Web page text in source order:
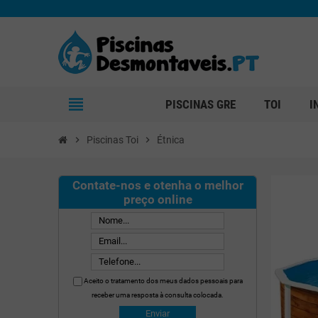
view_headline PISCINAS GRE TOI
chevron_right Piscinas Toi chevron_right Étnica
Contate-nos e otenha o melhor
preço online
Aceito o tratamento dos meus dados pessoais para
receber uma resposta à consulta colocada.